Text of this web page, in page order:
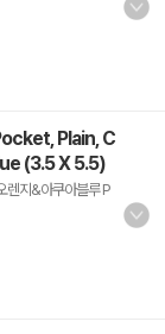
Plain, C
(3.5 X 5.5)
렌지&아쿠아블루 P